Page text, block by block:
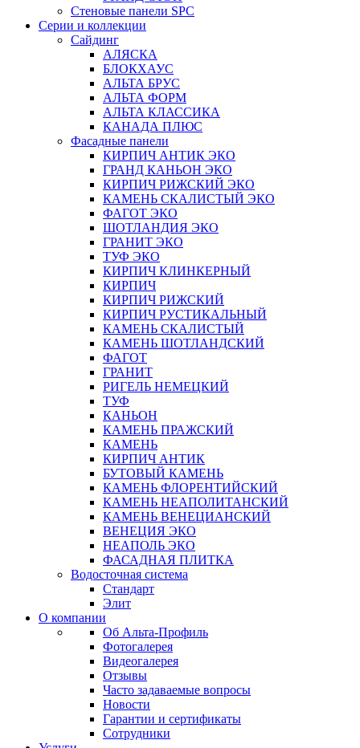
Стеновые панели SPC
Серии и коллекции
Сайдинг
АЛЯСКА
БЛОКХАУС
АЛЬТА БРУС
АЛЬТА ФОРМ
АЛЬТА КЛАССИКА
КАНАДА ПЛЮС
Фасадные панели
КИРПИЧ АНТИК ЭКО
ГРАНД КАНЬОН ЭКО
КИРПИЧ РИЖСКИЙ ЭКО
КАМЕНЬ СКАЛИСТЫЙ ЭКО
ФАГОТ ЭКО
ШОТЛАНДИЯ ЭКО
ГРАНИТ ЭКО
ТУФ ЭКО
КИРПИЧ КЛИНКЕРНЫЙ
КИРПИЧ
КИРПИЧ РИЖСКИЙ
КИРПИЧ РУСТИКАЛЬНЫЙ
КАМЕНЬ СКАЛИСТЫЙ
КАМЕНЬ ШОТЛАНДСКИЙ
ФАГОТ
ГРАНИТ
РИГЕЛЬ НЕМЕЦКИЙ
ТУФ
КАНЬОН
КАМЕНЬ ПРАЖСКИЙ
КАМЕНЬ
КИРПИЧ АНТИК
БУТОВЫЙ КАМЕНЬ
КАМЕНЬ ФЛОРЕНТИЙСКИЙ
КАМЕНЬ НЕАПОЛИТАНСКИЙ
КАМЕНЬ ВЕНЕЦИАНСКИЙ
ВЕНЕЦИЯ ЭКО
НЕАПОЛЬ ЭКО
ФАСАДНАЯ ПЛИТКА
Водосточная система
Стандарт
Элит
О компании
Об Альта-Профиль
Фотогалерея
Видеогалерея
Отзывы
Часто задаваемые вопросы
Новости
Гарантии и сертификаты
Сотрудники